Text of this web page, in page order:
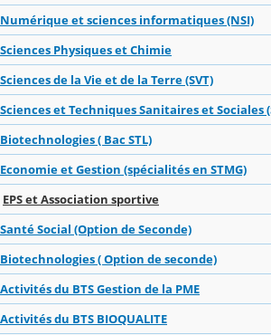
Numérique et sciences informatiques (NSI)
Sciences Physiques et Chimie
Sciences de la Vie et de la Terre (SVT)
Sciences et Techniques Sanitaires et Sociales
Biotechnologies ( Bac STL)
Economie et Gestion (spécialités en STMG)
EPS et Association sportive
Santé Social (Option de Seconde)
Biotechnologies ( Option de seconde)
Activités du BTS Gestion de la PME
Activités du BTS BIOQUALITE